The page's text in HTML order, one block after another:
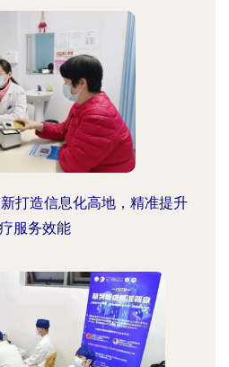
打造信息化高地，精准提升
服务效能